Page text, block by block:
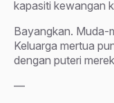
kapasiti kewangan
Bayangkan. Muda-
Keluarga mertua
dengan puteri
—